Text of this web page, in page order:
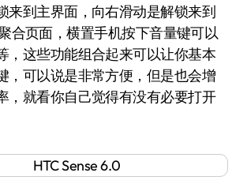
来到主界面，向右滑动是解锁来到
合页面，横置手机按下音量键可以
，这些功能组合起来可以让你基本
，可以说是非常方便，但是也会增
，就看你自己觉得有没有必要打开